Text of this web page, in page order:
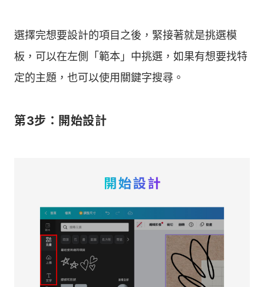
選擇完想要設計的項目之後，緊接著就是挑選模
板，可以在左側「範本」中挑選，如果有想要找特
定的主題，也可以使用關鍵字搜尋。
第3步：開始設計